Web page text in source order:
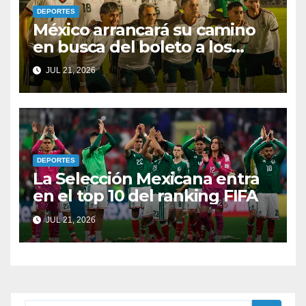
DEPORTES
México arrancará su camino
en busca del boleto a los
Juegos Olímpicos y al
Mundial Sub-20
JUL 21, 2026
DEPORTES
La Selección Mexicana entra
en el top 10 del ranking FIFA
JUL 21, 2026